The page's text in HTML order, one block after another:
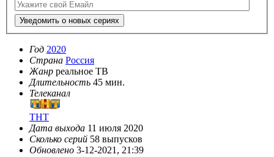
Уведомить о новых сериях
Год 2020
Страна Россия
Жанр реальное ТВ
Длительность 45 мин.
Телеканал
ТНТ
Дата выхода 11 июля 2020
Сколько серий 58 выпусков
Обновлено 3-12-2021, 21:39